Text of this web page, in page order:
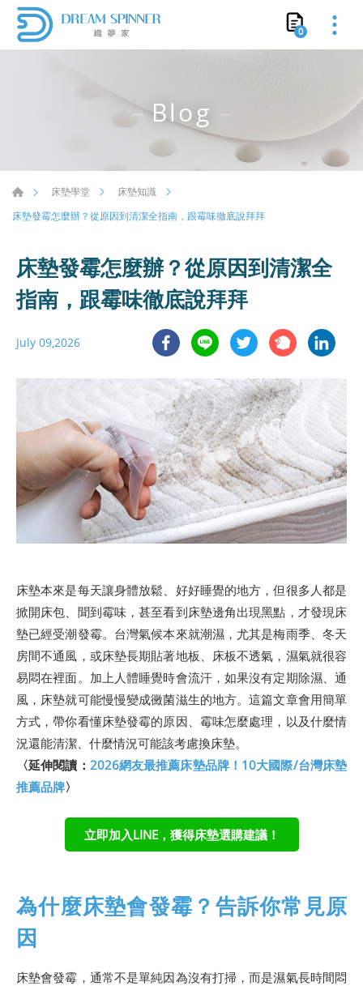
0
Blog
床墊學堂
床墊知識
床墊發霉怎麼辦？從原因到清潔全指南，跟霉味徹底說拜拜
床墊發霉怎麼辦？從原因到清潔全
指南，跟霉味徹底說拜拜
July 09,2026
床墊本來是每天讓身體放鬆、好好睡覺的地方，但很多人都是
掀開床包、聞到霉味，甚至看到床墊邊角出現黑點，才發現床
墊已經受潮發霉。台灣氣候本來就潮濕，尤其是梅雨季、冬天
房間不通風，或床墊長期貼著地板、床板不透氣，濕氣就很容
易悶在裡面。加上人體睡覺時會流汗，如果沒有定期除濕、通
風，床墊就可能慢慢變成黴菌滋生的地方。這篇文章會用簡單
方式，帶你看懂床墊發霉的原因、霉味怎麼處理，以及什麼情
況還能清潔、什麼情況可能該考慮換床墊。
〈延伸閱讀： 2026網友最推薦床墊品牌！10大國際/台灣床墊
推薦品牌〉
立即加入LINE，獲得床墊選購建議！
為什麼床墊會發霉？告訴你常見原
因
床墊會發霉，通常不是單純因為沒有打掃，而是濕氣長時間悶